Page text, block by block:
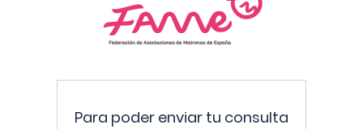
Para poder enviar tu consulta